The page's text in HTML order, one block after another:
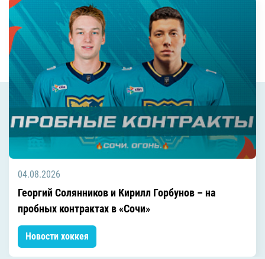
04.08.2026
Георгий Солянников и Кирилл Горбунов – на
пробных контрактах в «Сочи»
Новости хоккея